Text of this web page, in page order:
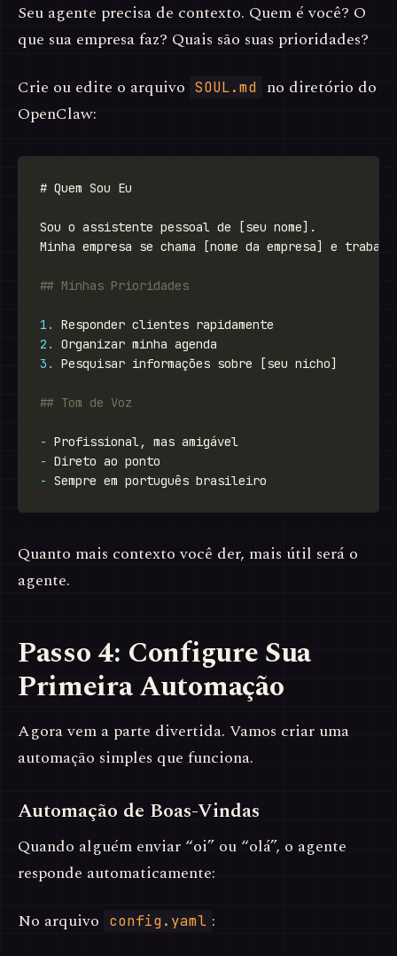
Seu agente precisa de contexto. Quem é você? O
que sua empresa faz? Quais são suas prioridades?
Crie ou edite o arquivo SOUL.md
no diretório do
OpenClaw:
1.
2.
3.
-
-
-
Quanto mais contexto você der, mais útil será o
agente.
Passo 4: Configure Sua
Primeira Automação
Agora vem a parte divertida. Vamos criar uma
automação simples que funciona.
Automação de Boas-Vindas
Quando alguém enviar “oi” ou “olá”, o agente
responde automaticamente:
No arquivo
config.yaml :